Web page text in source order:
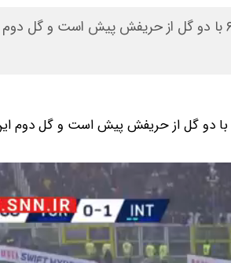
مهدی طارمی امشب در برابر تورینو نمایش درخشانی داشته، اینتر تا دقیقه ۶۰ با دو گل از
مهدی طارمی امشب در برابر تورینو نمایش درخشانی داشته، اینتر تا دقیقه ۶۰ با دو گل از